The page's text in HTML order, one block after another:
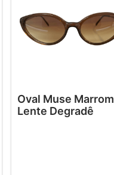
Oval Muse Marrom
Lente Degradê